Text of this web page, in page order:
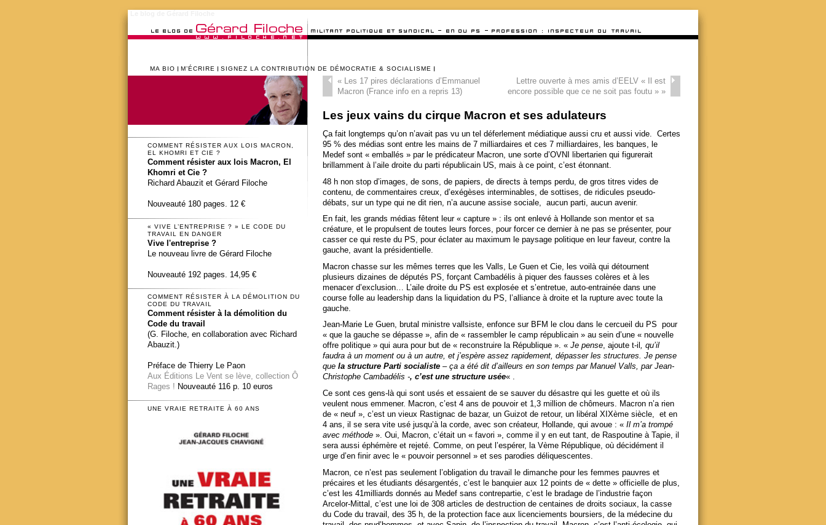
MA BIO M’ÉCRIRE SIGNEZ LA CONTRIBUTION DE DÉMOCRATIE & SOCIALISME
«Les 17 pires déclarations d’Emmanuel
Macron (France info en a repris 13)
Lettre ouverte à mes amis d’EELV « Il est
encore possible que ce ne soit pas foutu »»
Les jeux vains du cirque Macron et ses adulateurs
Ça fait longtemps qu’on n’avait pas vu un tel déferlement médiatique aussi cru et aussi vide. Certes
95 % des médias sont entre les mains de 7 milliardaires et ces 7 milliardaires, les banques, le
Medef sont « emballés » par le prédicateur Macron, une sorte d’OVNI libertarien qui figurerait
brillamment à l’aile droite du parti républicain US, mais à ce point, c’est étonnant.
48 h non stop d’images, de sons, de papiers, de directs à temps perdu, de gros titres vides de
contenu, de commentaires creux, d’exégèses interminables, de sottises, de ridicules pseudo-
débats, sur un type qui ne dit rien, n’a aucune assise sociale, aucun parti, aucun avenir.
En fait, les grands médias fêtent leur « capture » : ils ont enlevé à Hollande son mentor et sa
créature, et le propulsent de toutes leurs forces, pour forcer ce dernier à ne pas se présenter, pour
casser ce qui reste du PS, pour éclater au maximum le paysage politique en leur faveur, contre la
gauche, avant la présidentielle.
Macron chasse sur les mêmes terres que les Valls, Le Guen et Cie, les voilà qui détournent
plusieurs dizaines de députés PS, forçant Cambadélis à piquer des fausses colères et à les
menacer d’exclusion… L’aile droite du PS est explosée et s’entretue, auto-entrainée dans une
course folle au leadership dans la liquidation du PS, l’alliance à droite et la rupture avec toute la
gauche.
Jean-Marie Le Guen, brutal ministre vallsiste, enfonce sur BFM le clou dans le cercueil du PS pour
« que la gauche se dépasse », afin de « rassembler le camp républicain » au sein d’une « nouvelle
offre politique » qui aura pour but de « reconstruire la République ». « Je pense, ajoute t-il , qu’il
faudra à un moment ou à un autre, et j’espère assez rapidement, dépasser les structures. Je pense
que la structure Parti socialiste– ça a été dit d’ailleurs en son temps par Manuel Valls, par Jean-
Christophe Cambadélis -, c’est une structure usée« .
Ce sont ces gens-là qui sont usés et essaient de se sauver du désastre qui les guette et où ils
veulent nous emmener. Macron, c’est 4 ans de pouvoir et 1,3 million de chômeurs. Macron n’a rien
de « neuf », c’est un vieux Rastignac de bazar, un Guizot de retour, un libéral XIXème siècle, et en
4 ans, il se sera vite usé jusqu’à la corde, avec son créateur, Hollande, qui avoue : « Il m’a trompé
avec méthode». Oui, Macron, c’était un « favori », comme il y en eut tant, de Raspoutine à Tapie, il
sera aussi éphémère et rejeté. Comme, on peut l’espérer, la Vème République, où décidément il
urge d’en finir avec le « pouvoir personnel » et ses parodies déliquescentes.
Macron, ce n’est pas seulement l’obligation du travail le dimanche pour les femmes pauvres et
précaires et les étudiants désargentés, c’est le banquier aux 12 points de « dette » officielle de plus,
c’est les 41milliards donnés au Medef sans contrepartie, c’est le bradage de l’industrie façon
Arcelor-Mittal, c’est une loi de 308 articles de destruction de centaines de droits sociaux, la casse
du Code du travail, des 35 h, de la protection face aux licenciements boursiers, de la médecine du
COMMENT RÉSISTER AUX LOIS MACRON,
EL KHOMRI ET CIE ?
Comment résister aux lois Macron, El
Khomri et Cie ?
Richard Abauzit et Gérard Filoche
Nouveauté 180 pages. 12 €
« VIVE L’ENTREPRISE ? » LE CODE DU
TRAVAIL EN DANGER
Vive l'entreprise ?
Le nouveau livre de Gérard Filoche
Nouveauté 192 pages. 14,95 €
COMMENT RÉSISTER À LA DÉMOLITION DU
CODE DU TRAVAIL
Comment résister à la démolition du
Code du travail
(G. Filoche, en collaboration avec Richard
Abauzit.)
Préface de Thierry Le Paon
Aux Éditions Le Vent se lève, collection Ô
Rages ! Nouveauté 116 p. 10 euros
UNE VRAIE RETRAITE À 60 ANS